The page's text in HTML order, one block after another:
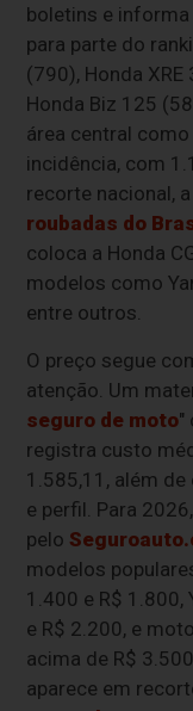
boletins e
para parte do
(790), Honda
Honda Biz 125
área central
incidência, com
recorte nacional,
roubadas do
coloca a Honda
modelos como
entre outros.
O preço segue
atenção. Um
seguro de moto"
registra custo
1.585,11, além
e perfil. Para
pelo
modelos
1.400 e R$ 1.800,
e R$ 2.200, e
acima de R$
aparece em